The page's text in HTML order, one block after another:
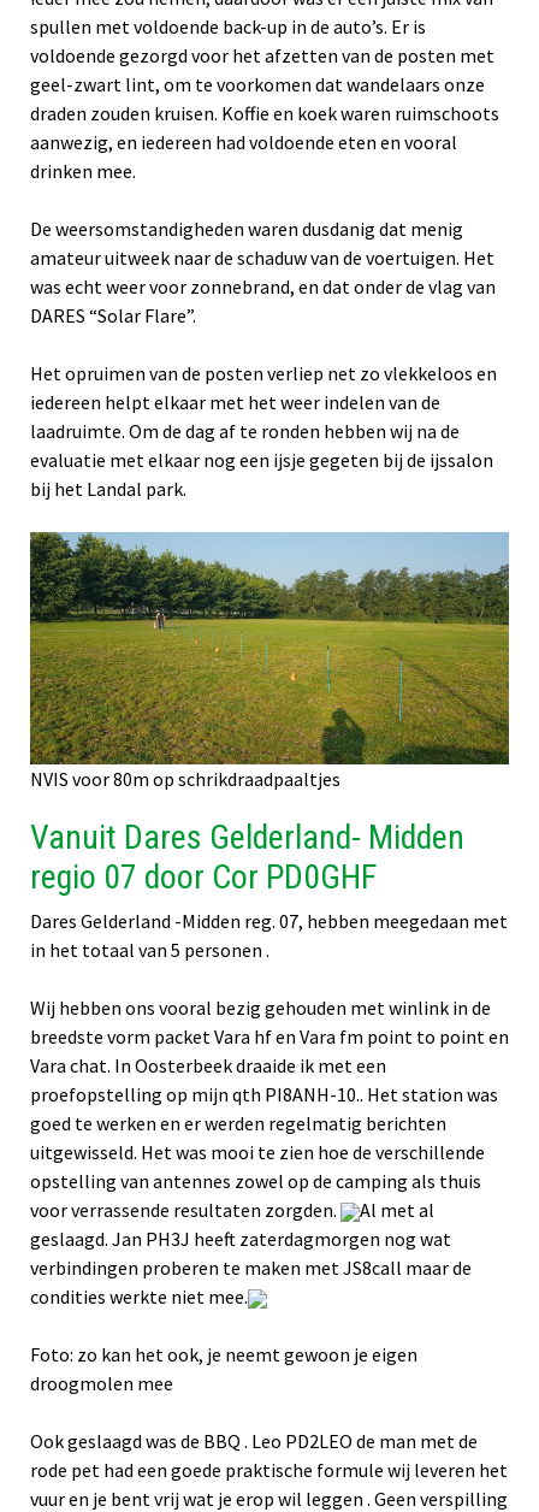
spullen met voldoende back-up in de auto’s. Er is
voldoende gezorgd voor het afzetten van de posten met
geel-zwart lint, om te voorkomen dat wandelaars onze
draden zouden kruisen. Koffie en koek waren ruimschoots
aanwezig, en iedereen had voldoende eten en vooral
drinken mee.
De weersomstandigheden waren dusdanig dat menig
amateur uitweek naar de schaduw van de voertuigen. Het
was echt weer voor zonnebrand, en dat onder de vlag van
DARES “Solar Flare”.
Het opruimen van de posten verliep net zo vlekkeloos en
iedereen helpt elkaar met het weer indelen van de
laadruimte. Om de dag af te ronden hebben wij na de
evaluatie met elkaar nog een ijsje gegeten bij de ijssalon
bij het Landal park.
NVIS voor 80m op schrikdraadpaaltjes
Vanuit Dares Gelderland- Midden
regio 07 door Cor PD0GHF
Dares Gelderland -Midden reg. 07, hebben meegedaan met
in het totaal van 5 personen .
Wij hebben ons vooral bezig gehouden met winlink in de
breedste vorm packet Vara hf en Vara fm point to point en
Vara chat. In Oosterbeek draaide ik met een
proefopstelling op mijn qth PI8ANH-10.. Het station was
goed te werken en er werden regelmatig berichten
uitgewisseld. Het was mooi te zien hoe de verschillende
opstelling van antennes zowel op de camping als thuis
voor verrassende resultaten zorgden.
Al met al
geslaagd. Jan PH3J heeft zaterdagmorgen nog wat
verbindingen proberen te maken met JS8call maar de
condities werkte niet mee.
Foto: zo kan het ook, je neemt gewoon je eigen
droogmolen mee
Ook geslaagd was de BBQ . Leo PD2LEO de man met de
rode pet had een goede praktische formule wij leveren het
vuur en je bent vrij wat je erop wil leggen . Geen verspilling